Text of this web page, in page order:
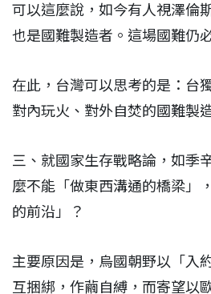
可以這麼說，如今有人視澤倫
也是國難製造者。這場國難仍
在此，台灣可以思考的是：台
對內玩火、對外自焚的國難製
三、就國家生存戰略論，如季
麼不能「做東西溝通的橋梁」
的前沿」？
主要原因是，烏國朝野以「入
互捆綁，作繭自縛，而寄望以